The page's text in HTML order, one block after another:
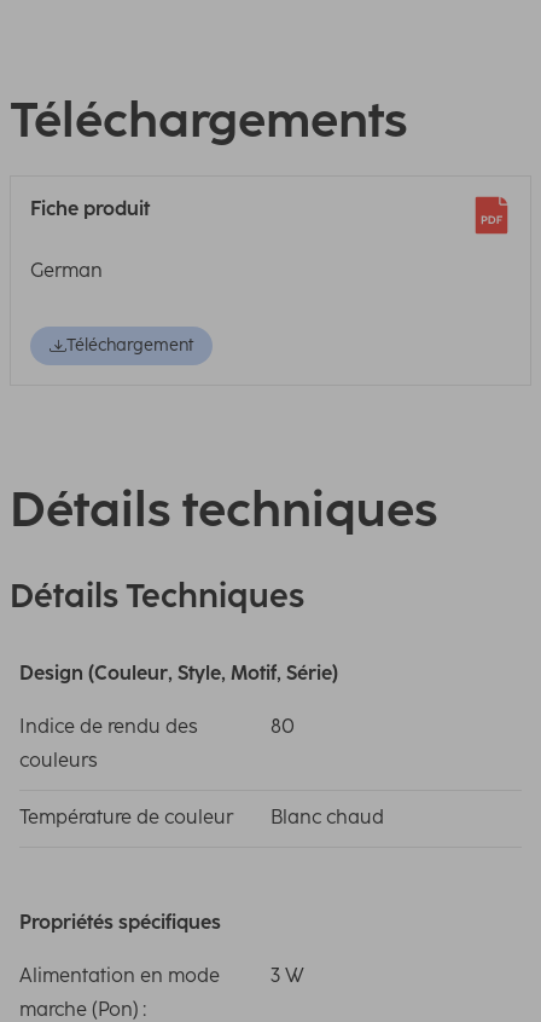
Téléchargements
Fiche produit
German
Téléchargement
Détails techniques
Détails Techniques
Design (Couleur, Style, Motif, Série)
Indice de rendu des
couleurs
80
Température de couleur Blanc chaud
Propriétés spécifiques
Alimentation en mode
marche (Pon) :
3 W